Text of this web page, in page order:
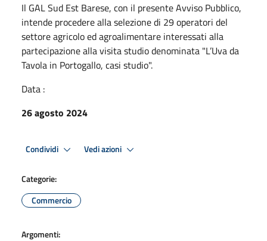
Il GAL Sud Est Barese, con il presente Avviso Pubblico,
intende procedere alla selezione di 29 operatori del
settore agricolo ed agroalimentare interessati alla
partecipazione alla visita studio denominata "L’Uva da
Tavola in Portogallo, casi studio".
Data :
26 agosto 2024
Condividi Vedi azioni
Categorie:
Commercio
Argomenti: